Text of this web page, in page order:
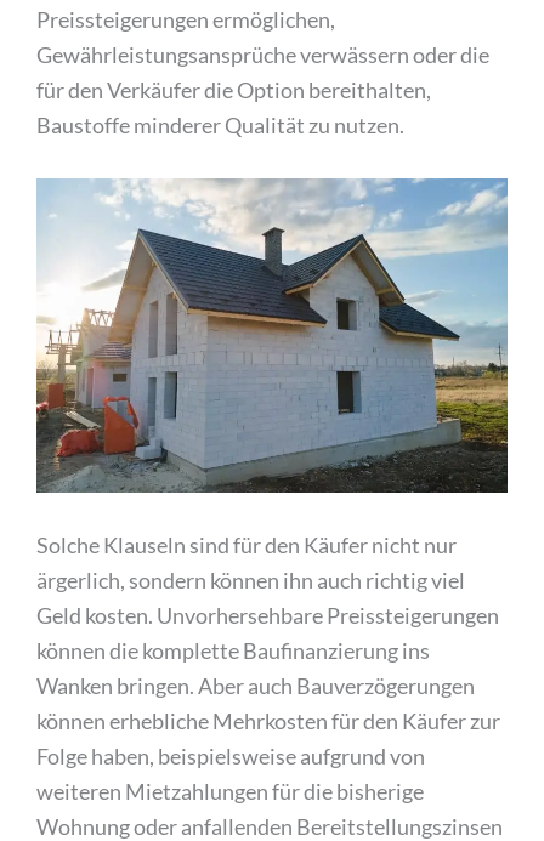
Preissteigerungen ermöglichen,
Gewährleistungsansprüche verwässern oder die
für den Verkäufer die Option bereithalten,
Baustoffe minderer Qualität zu nutzen.
Solche Klauseln sind für den Käufer nicht nur
ärgerlich, sondern können ihn auch richtig viel
Geld kosten. Unvorhersehbare Preissteigerungen
können die komplette Baufinanzierung ins
Wanken bringen. Aber auch Bauverzögerungen
können erhebliche Mehrkosten für den Käufer zur
Folge haben, beispielsweise aufgrund von
weiteren Mietzahlungen für die bisherige
Wohnung oder anfallenden Bereitstellungszinsen